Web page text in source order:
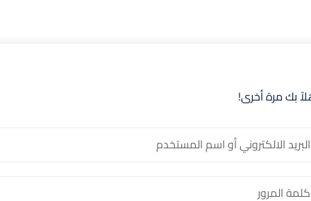
بك مرة أخرى!